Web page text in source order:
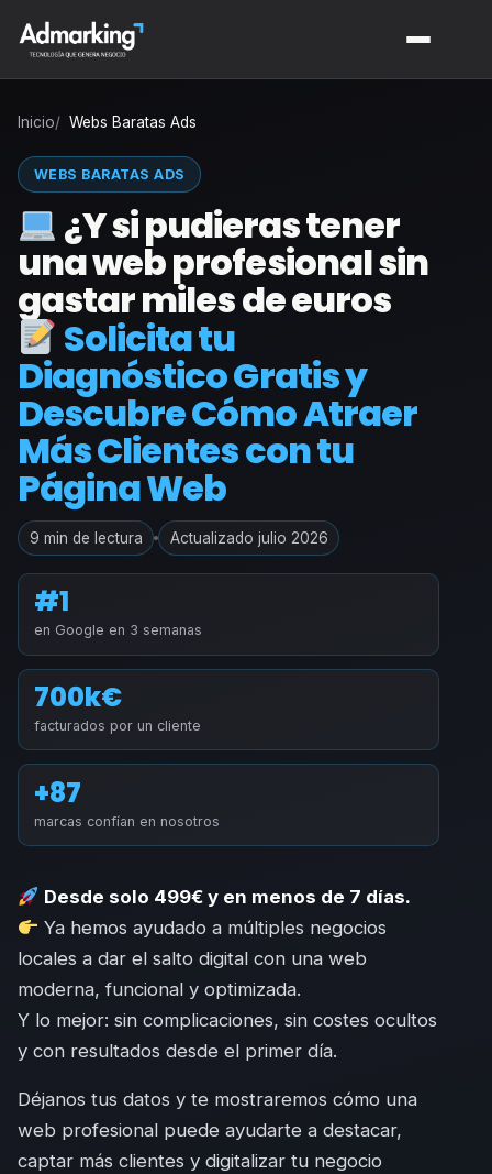
Inicio Webs Baratas Ads
WEBS BARATAS ADS
¿Y si pudieras tener
una web profesional sin
gastar miles de euros
Solicita tu
Diagnóstico Gratis y
Descubre Cómo Atraer
Más Clientes con tu
Página Web
9 min de lectura Actualizado julio 2026
#1
en Google en 3 semanas
700k€
facturados por un cliente
+87
marcas confían en nosotros
Desde solo 499€ y en menos de 7 días.
Ya hemos ayudado a múltiples negocios
locales a dar el salto digital con una web
moderna, funcional y optimizada.
Y lo mejor: sin complicaciones, sin costes ocultos
y con resultados desde el primer día.
Déjanos tus datos y te mostraremos cómo una
web profesional puede ayudarte a destacar,
captar más clientes y digitalizar tu negocio